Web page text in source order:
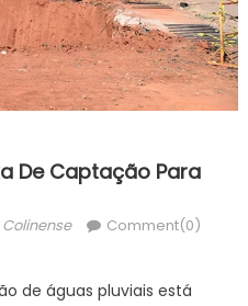
De Captação Para
Colinense Comment(0)
de águas pluviais está